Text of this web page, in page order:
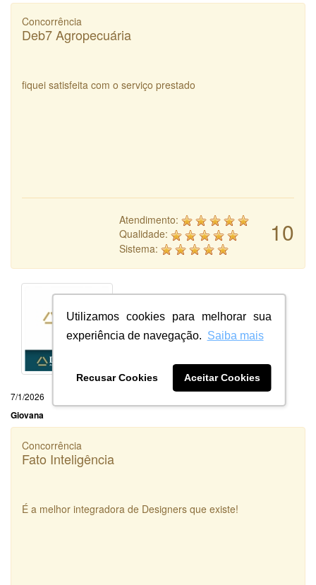
Utilizamos cookies para melhorar sua
experiência de navegação. Saiba mais
Recusar Cookies Aceitar Cookies
Concorrência
Deb7 Agropecuária
fiquei satisfeita com o serviço prestado
10
Atendimento:
Qualidade:
Sistema:
7/1/2026
Giovana
Concorrência
Fato Inteligência
É a melhor integradora de Designers que existe!